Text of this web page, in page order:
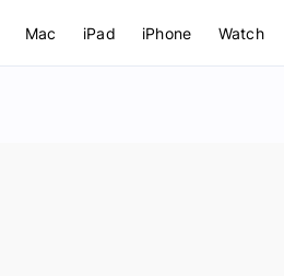
Mac iPad iPhone Watch